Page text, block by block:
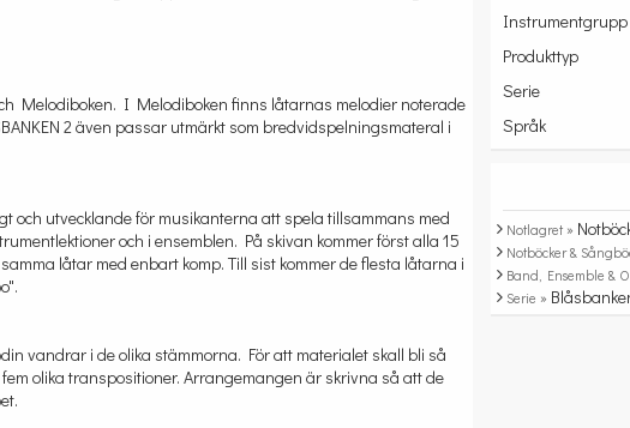
Melodiboken. I Melodiboken finns låtarnas melodier noterade
2 även passar utmärkt som bredvidspelningsmateral i
och utvecklande för musikanterna att spela tillsammans med
och i ensemblen. På skivan kommer först alla 15
låtar med enbart komp. Till sist kommer de flesta låtarna i
vandrar i de olika stämmorna. För att materialet skall bli så
olika transpositioner. Arrangemangen är skrivna så att de
Instrumentgrupp
Produkttyp
Serie
Språk
Notlagret »
Notböcker &
Band, Ensemble &
Serie »